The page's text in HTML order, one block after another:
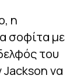
η
σοφίτα με
του
Jackson να